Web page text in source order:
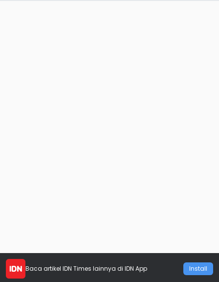
Baca artikel IDN Times lainnya di IDN App Install